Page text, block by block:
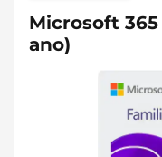
Microsoft 365
ano)